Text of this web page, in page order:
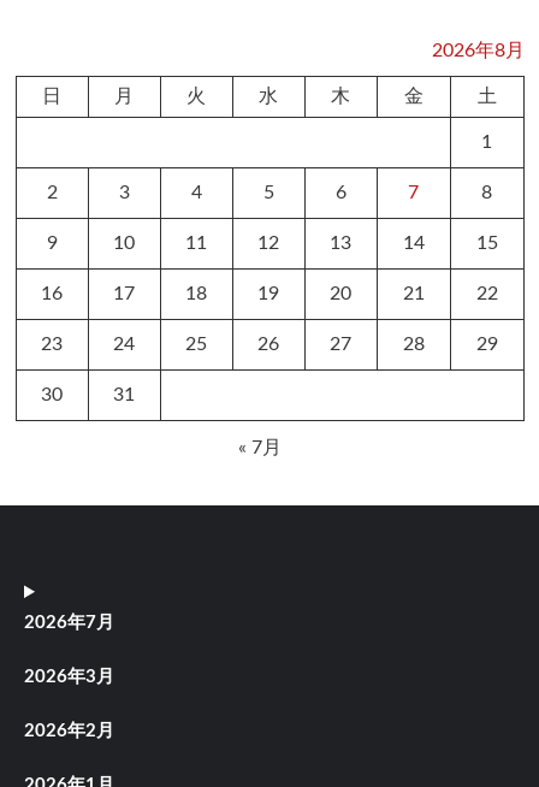
2026年8月
日 月 火 水 木 金 土
1
2 3 4 5 6 7 8
9 10 11 12 13 14 15
16 17 18 19 20 21 22
23 24 25 26 27 28 29
30 31
« 7月
2026年7月
2026年3月
2026年2月